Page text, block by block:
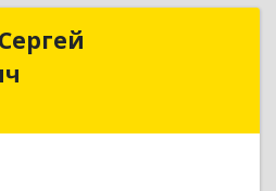
Маслагин Сергей